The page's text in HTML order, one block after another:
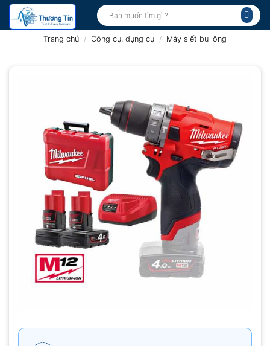
Bỏ
qua
Tìm
kiếm:
Trang chủ / Công cụ, dụng cụ / Máy siết bu lông